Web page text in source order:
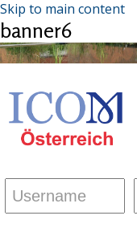
Skip to main content
banner6